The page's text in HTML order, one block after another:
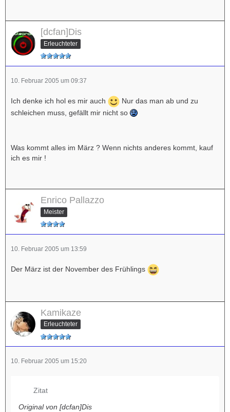
[dcfan]Dis
Erleuchteter
10. Februar 2005 um 09:37
Ich denke ich hol es mir auch
Nur das man ab und zu
schleichen muss, gefällt mir nicht so
Was kommt alles im März ? Wenn nichts anderes kommt, kauf
ich es mir !
Enrico Pallazzo
Meister
10. Februar 2005 um 13:59
Der März ist der November des Frühlings
Kamikaze
Erleuchteter
10. Februar 2005 um 15:20
Zitat
Original von [dcfan]Dis